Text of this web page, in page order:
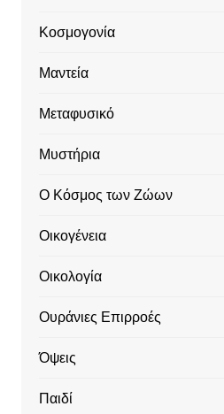
Κοσμογονία
Μαντεία
Μεταφυσικό
Μυστήρια
Ο Κόσμος των Ζώων
Οικογένεια
Οικολογία
Ουράνιες Επιρροές
Όψεις
Παιδί